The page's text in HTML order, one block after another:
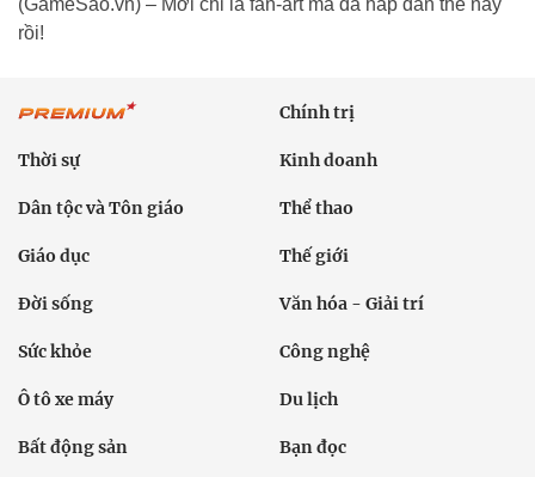
(GameSao.vn) – Mới chỉ là fan-art mà đã hấp dẫn thế này
rồi!
Chính trị
Thời sự Kinh doanh
Dân tộc và Tôn giáo Thể thao
Giáo dục Thế giới
Đời sống Văn hóa - Giải trí
Sức khỏe Công nghệ
Ô tô xe máy Du lịch
Bất động sản Bạn đọc